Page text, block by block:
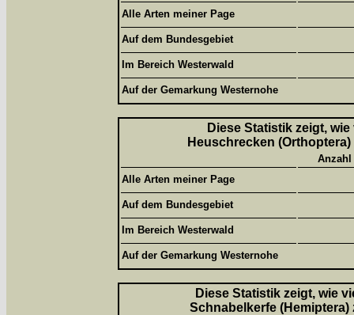
Alle Arten meiner Page
Auf dem Bundesgebiet
Im Bereich Westerwald
Auf der Gemarkung Westernohe
Diese Statistik zeigt,
Heuschrecken
Alle Arten meiner Page
Auf dem Bundesgebiet
Im Bereich Westerwald
Auf der Gemarkung Westernohe
Diese Statistik zeigt, wie
Schnabelkerfe